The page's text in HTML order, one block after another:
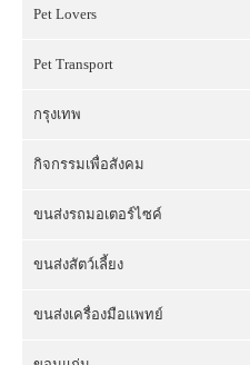
Pet Lovers
Pet Transport
กรุงเทพ
กิจกรรมเพื่อสังคม
ขนส่งรถมอเตอร์ไซค์
ขนส่งสัตว์เลี้ยง
ขนส่งเครื่องมือแพทย์